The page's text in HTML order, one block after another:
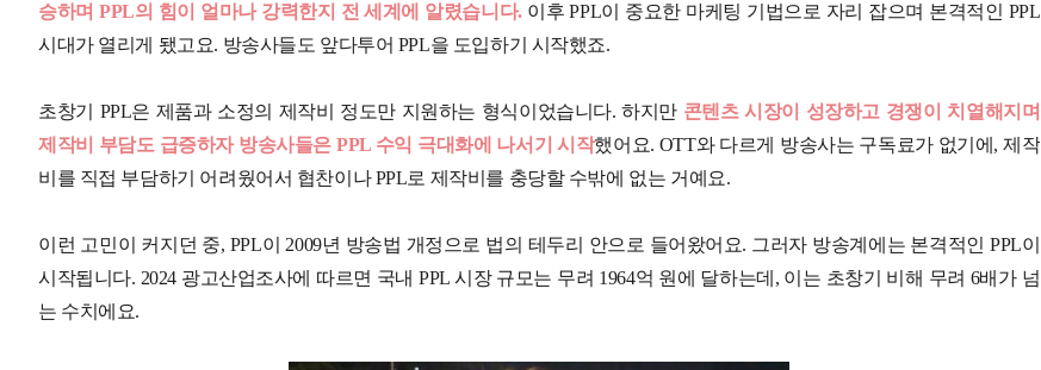
승하며 PPL의 힘이 얼마나 강력한지 전 세계에 알렸습니다. 이후 PPL이 중요한 마케팅 기법으로 자리 잡으며 본격적인 PPL
시대가 열리게 됐고요. 방송사들도 앞다투어 PPL을 도입하기 시작했죠.
초창기 PPL은 제품과 소정의 제작비 정도만 지원하는 형식이었습니다. 하지만 콘텐츠 시장이 성장하고 경쟁이 치열해지며
제작비 부담도 급증하자 방송사들은 PPL 수익 극대화에 나서기 시작했어요. OTT와 다르게 방송사는 구독료가 없기에, 제작
비를 직접 부담하기 어려웠어서 협찬이나 PPL로 제작비를 충당할 수밖에 없는 거예요.
이런 고민이 커지던 중, PPL이 2009년 방송법 개정으로 법의 테두리 안으로 들어왔어요. 그러자 방송계에는 본격적인 PPL이
시작됩니다. 2024 광고산업조사에 따르면 국내 PPL 시장 규모는 무려 1964억 원에 달하는데, 이는 초창기 비해 무려 6배가 넘
는 수치에요.